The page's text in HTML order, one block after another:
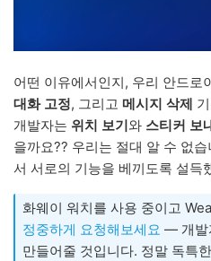
어떤 이유에서인지, 우리 안드로
대화 고정, 그리고 메시지 삭제
개발자는 위치 보기와 스티커 보
을까요?? 우리는 절대 알 수 없
서 서로의 기능을 베끼도록 설득
화웨이 워치를 사용 중이고
정중하게 요청해보세요 — 개발
만들어줄 것입니다. 정말 독특